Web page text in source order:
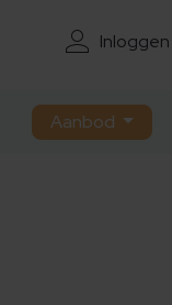
Inloggen
Aanbod